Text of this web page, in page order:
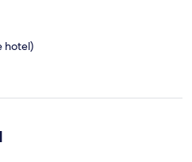
hotel)